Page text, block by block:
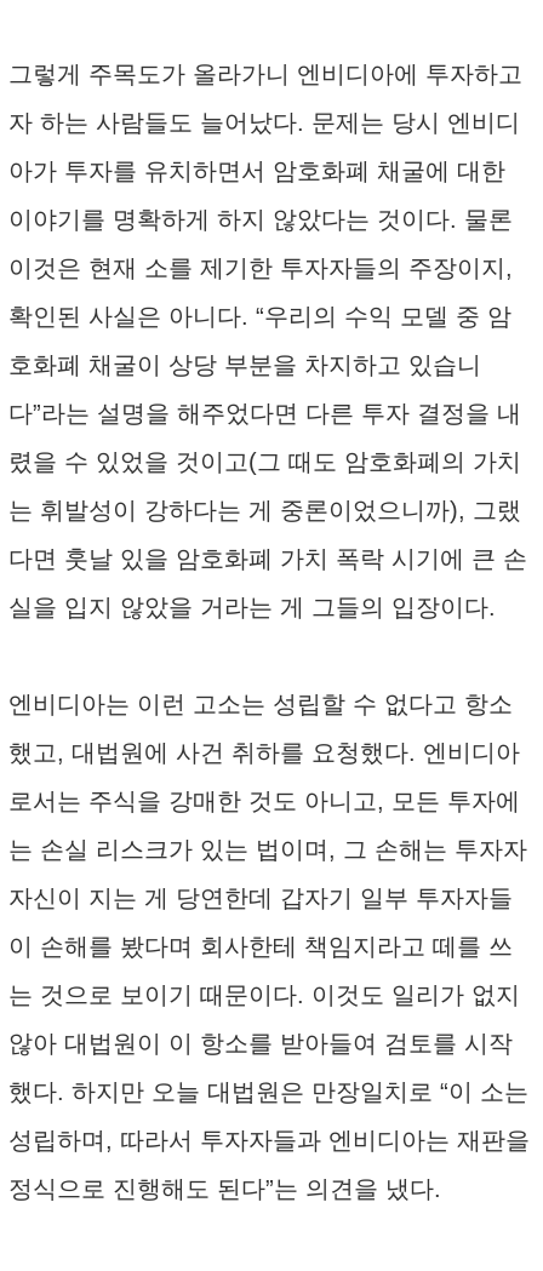
그렇게 주목도가 올라가니 엔비디아에 투자하고
자 하는 사람들도 늘어났다. 문제는 당시 엔비디
아가 투자를 유치하면서 암호화폐 채굴에 대한
이야기를 명확하게 하지 않았다는 것이다. 물론
이것은 현재 소를 제기한 투자자들의 주장이지,
확인된 사실은 아니다. “우리의 수익 모델 중 암
호화폐 채굴이 상당 부분을 차지하고 있습니
다”라는 설명을 해주었다면 다른 투자 결정을 내
렸을 수 있었을 것이고(그 때도 암호화폐의 가치
는 휘발성이 강하다는 게 중론이었으니까), 그랬
다면 훗날 있을 암호화폐 가치 폭락 시기에 큰 손
실을 입지 않았을 거라는 게 그들의 입장이다.
엔비디아는 이런 고소는 성립할 수 없다고 항소
했고, 대법원에 사건 취하를 요청했다. 엔비디아
로서는 주식을 강매한 것도 아니고, 모든 투자에
는 손실 리스크가 있는 법이며, 그 손해는 투자자
자신이 지는 게 당연한데 갑자기 일부 투자자들
이 손해를 봤다며 회사한테 책임지라고 떼를 쓰
는 것으로 보이기 때문이다. 이것도 일리가 없지
않아 대법원이 이 항소를 받아들여 검토를 시작
했다. 하지만 오늘 대법원은 만장일치로 “이 소는
성립하며, 따라서 투자자들과 엔비디아는 재판을
정식으로 진행해도 된다”는 의견을 냈다.